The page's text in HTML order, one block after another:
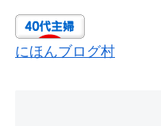
にほんブログ村